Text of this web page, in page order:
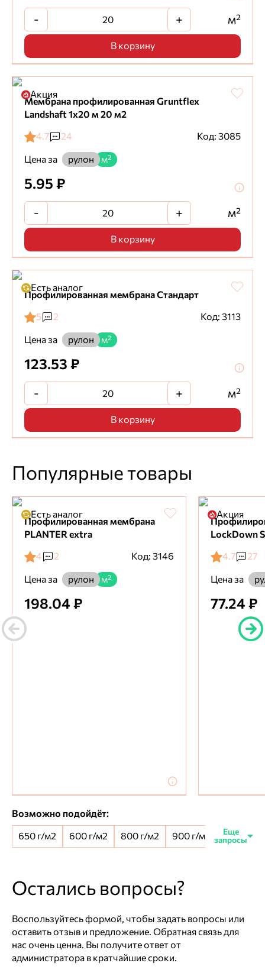
- + м²
В корзину
Акция
Мембрана профилированная Gruntflex
Landshaft 1х20 м 20 м2
4.7
24
Код: 3085
Цена за
рулон м²
5.95 ₽
- + м²
В корзину
Есть аналог
Профилированная мембрана Стандарт
5
2
Код: 3113
Цена за
рулон м²
123.53 ₽
- + м²
В корзину
Популярные товары
Есть аналог
Профилированная мембрана
PLANTER extra
4
2
Код: 3146
Цена за
рулон м²
198.04 ₽
Акция
LockDown
4.7
27
Цена за
77.24 ₽
Возможно подойдёт:
650 г/м2
600 г/м2 800 г/м2 900 г/м2 650+100
Остались вопросы?
Воспользуйтесь формой, чтобы задать вопросы или
оставить отзыв и предложение. Обратная связь для
нас очень ценна. Вы получите ответ от
администратора в кратчайшие сроки.